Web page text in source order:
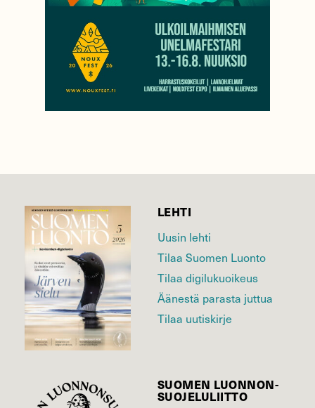
LEHTI
Uusin lehti
Tilaa Suomen Luonto
Tilaa digilukuoikeus
Äänestä parasta juttua
Tilaa uutiskirje
SUOMEN LUONNON­
SUOJELU­LIITTO